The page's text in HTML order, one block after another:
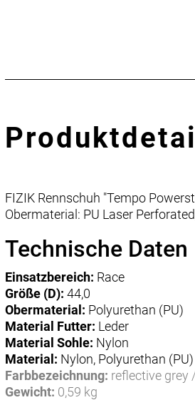
FIZIK Rennschuh "Tempo
Obermaterial: PU Laser
Technische Daten
Einsatzbereich: Race
Größe (D): 44,0
Obermaterial: Polyurethan (PU)
Material Futter: Leder
Material Sohle: Nylon
Material: Nylon, Polyurethan (PU)
Farbbezeichnung: reflective grey
Gewicht: 0,59 kg